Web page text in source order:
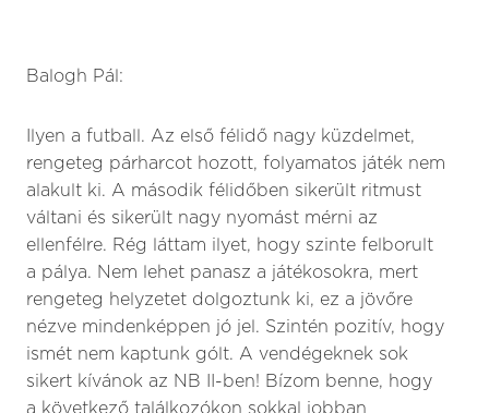
Balogh Pál:
Ilyen a futball. Az első félidő nagy küzdelmet,
rengeteg párharcot hozott, folyamatos játék nem
alakult ki. A második félidőben sikerült ritmust
váltani és sikerült nagy nyomást mérni az
ellenfélre. Rég láttam ilyet, hogy szinte felborult
a pálya. Nem lehet panasz a játékosokra, mert
rengeteg helyzetet dolgoztunk ki, ez a jövőre
nézve mindenképpen jó jel. Szintén pozitív, hogy
ismét nem kaptunk gólt. A vendégeknek sok
sikert kívánok az NB II-ben! Bízom benne, hogy
a következő találkozókon sokkal jobban